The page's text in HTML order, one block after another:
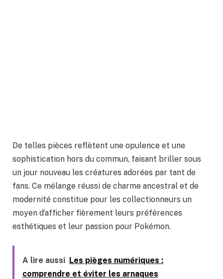
De telles pièces reflètent une opulence et une
sophistication hors du commun, faisant briller sous
un jour nouveau les créatures adorées par tant de
fans. Ce mélange réussi de charme ancestral et de
modernité constitue pour les collectionneurs un
moyen d’afficher fièrement leurs préférences
esthétiques et leur passion pour Pokémon.
A lire aussi Les pièges numériques :
comprendre et éviter les arnaques